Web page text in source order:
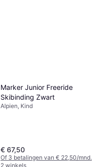
Marker Junior Freeride
Skibinding Zwart
Alpien, Kind
€ 67,50
Of 3 betalingen van € 22,50/mnd.
2 winkels